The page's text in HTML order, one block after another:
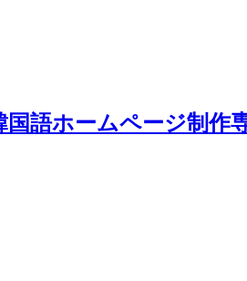
語ホームページ制作